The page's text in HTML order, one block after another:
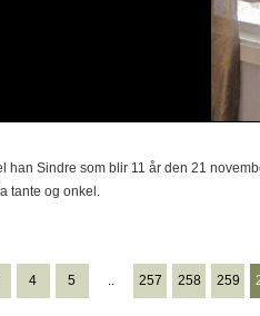
han Sindre som blir 11 år den 21
tante og onkel.
4 5 .. 257 258 259